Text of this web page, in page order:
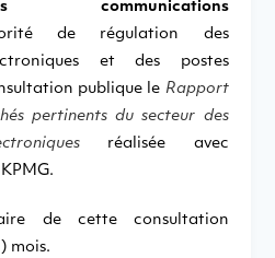
de régulation des
et des postes
publique le Rapport
pertinents du secteur des
réalisée avec
de cette consultation
mois.